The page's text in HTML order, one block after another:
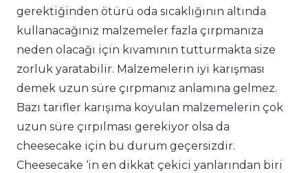
gerektiğinden ötürü oda sıcaklığının altında
kullanacağınız malzemeler fazla çırpmanıza
neden olacağı için kıvamının tutturmakta size
zorluk yaratabilir. Malzemelerin iyi karışması
demek uzun süre çırpmanız anlamına gelmez.
Bazı tarifler karışıma koyulan malzemelerin çok
uzun süre çırpılması gerekiyor olsa da
cheesecake için bu durum geçersizdir.
Cheesecake ‘in en dikkat çekici yanlarından biri